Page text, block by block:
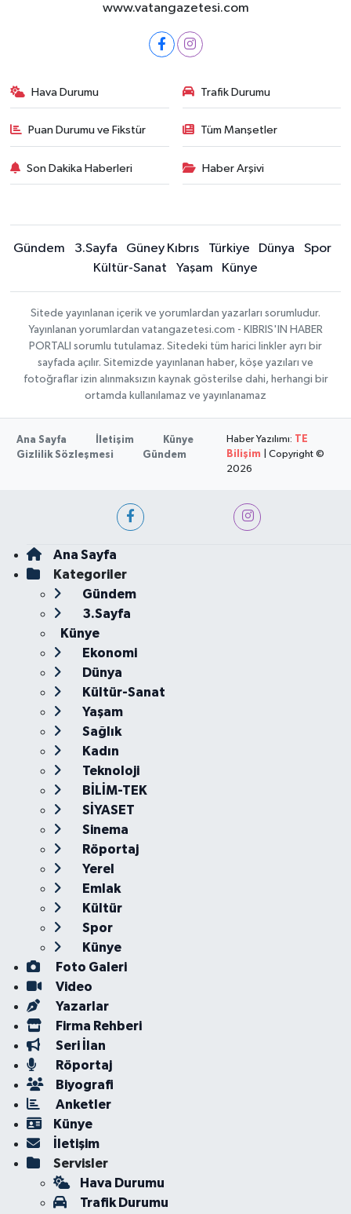
www.vatangazetesi.com
Hava Durumu Trafik Durumu
Puan Durumu ve Fikstür Tüm Manşetler
Son Dakika Haberleri Haber Arşivi
Gündem 3.Sayfa Güney Kıbrıs Türkiye Dünya
Spor
Kültür-Sanat
Yaşam Künye
Sitede yayınlanan içerik ve yorumlardan yazarları sorumludur.
Yayınlanan yorumlardan vatangazetesi.com - KIBRIS'IN HABER
PORTALI sorumlu tutulamaz. Sitedeki tüm harici linkler ayrı bir
sayfada açılır. Sitemizde yayınlanan haber, köşe yazıları ve
fotoğraflar izin alınmaksızın kaynak gösterilse dahi, herhangi bir
ortamda kullanılamaz ve yayınlanamaz
Ana Sayfa İletişim
Künye
Gizlilik Sözleşmesi
Gündem
Haber Yazılımı: TE
Bilişim | Copyright ©
2026
Ana Sayfa
Kategoriler
Gündem
3.Sayfa
Künye
Ekonomi
Dünya
Kültür-Sanat
Yaşam
Sağlık
Kadın
Teknoloji
BİLİM-TEK
SİYASET
Sinema
Röportaj
Yerel
Emlak
Kültür
Spor
Künye
Foto Galeri
Video
Yazarlar
Firma Rehberi
Seri İlan
Röportaj
Biyografi
Anketler
Künye
İletişim
Servisler
Hava Durumu
Trafik Durumu